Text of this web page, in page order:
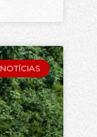
NOTÍCIAS